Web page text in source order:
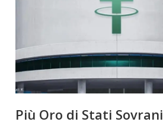
Più Oro di Stati Sovrani